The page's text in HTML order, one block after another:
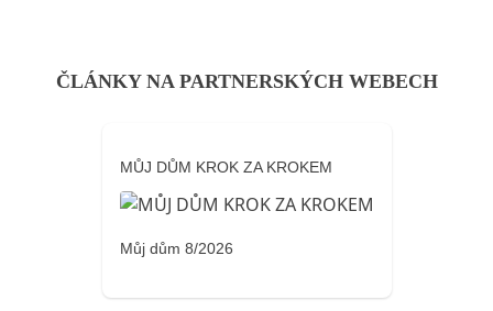
ČLÁNKY NA PARTNERSKÝCH WEBECH
MŮJ DŮM KROK ZA KROKEM
Můj dům 8/2026